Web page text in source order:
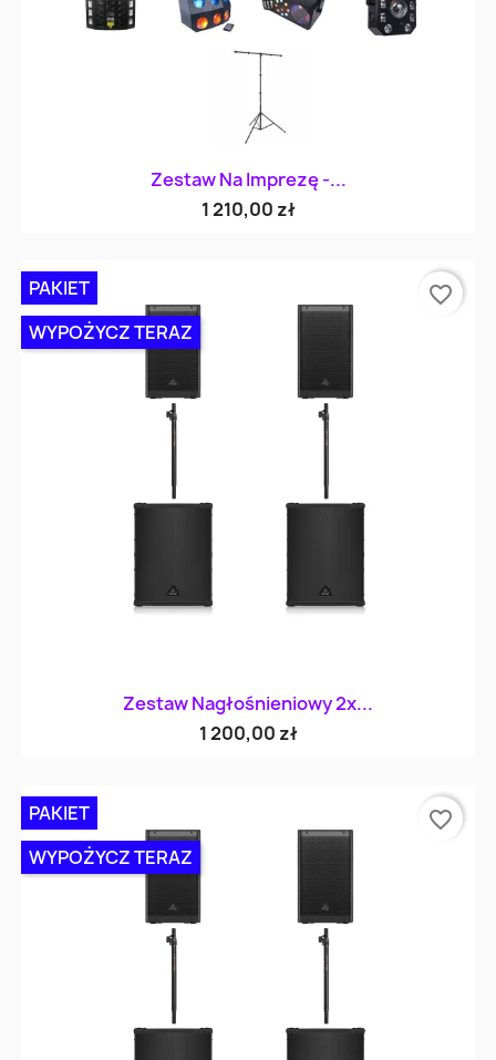
Zestaw Na Imprezę -...
1 210,00 zł
Zestaw Nagłośnieniowy 2x...
1 200,00 zł
PAKIET
WYPOŻYCZ TERAZ
favorite_border
PAKIET
WYPOŻYCZ TERAZ
favorite_border